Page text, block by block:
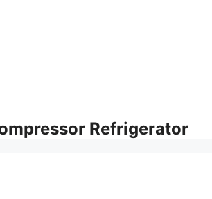
Refrigerator